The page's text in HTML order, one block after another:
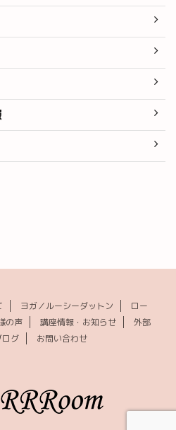
ヨガ／ルーシーダットン
ロー
の声 講座情報・お知らせ
外部
ログ お問い合わせ
のローフード・ロースイーツ・ヨガ